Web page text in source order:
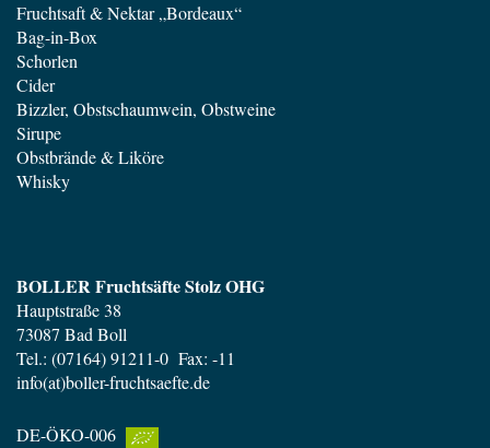
Fruchtsaft & Nektar „Bordeaux“
Bag-in-Box
Schorlen
Cider
Bizzler, Obstschaumwein, Obstweine
Sirupe
Obstbrände & Liköre
Whisky
BOLLER Fruchtsäfte Stolz OHG
Hauptstraße 38
73087 Bad Boll
Tel.: (07164) 91211-0 Fax: -11
info(at)boller-fruchtsaefte.de
DE-ÖKO-006